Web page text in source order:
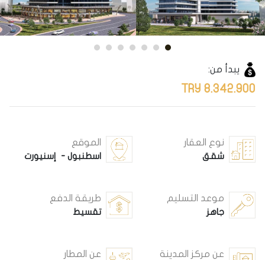
يبدأ من:
8.342.900 TRY
نوع العقار
شقق
الموقع
اسطنبول - إسنيورت
موعد التسليم
جاهز
طريقة الدفع
تقسيط
عن مركز المدينة
عن المطار